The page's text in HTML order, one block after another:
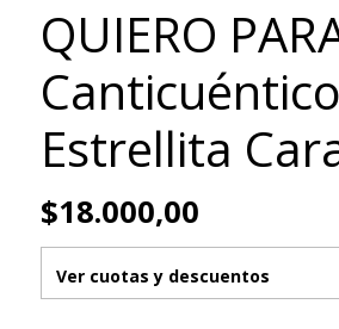
QUIERO
Estrellita
$18.000,00
Ver cuotas y descuentos